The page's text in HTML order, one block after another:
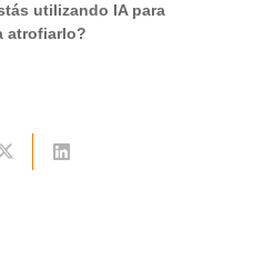
utilizando IA para
atrofiarlo?